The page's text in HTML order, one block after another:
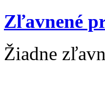
Zľavnené
Žiadne